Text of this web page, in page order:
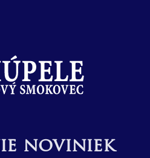
noviniek